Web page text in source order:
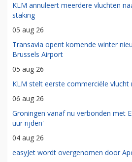
KLM annuleert meerdere vluchten
staking
05 aug 26
Transavia opent komende winter
Brussels Airport
05 aug 26
KLM stelt eerste commerciële vlucht
06 aug 26
Groningen vanaf nu verbonden met
uur rijden'
04 aug 26
easyJet wordt overgenomen door